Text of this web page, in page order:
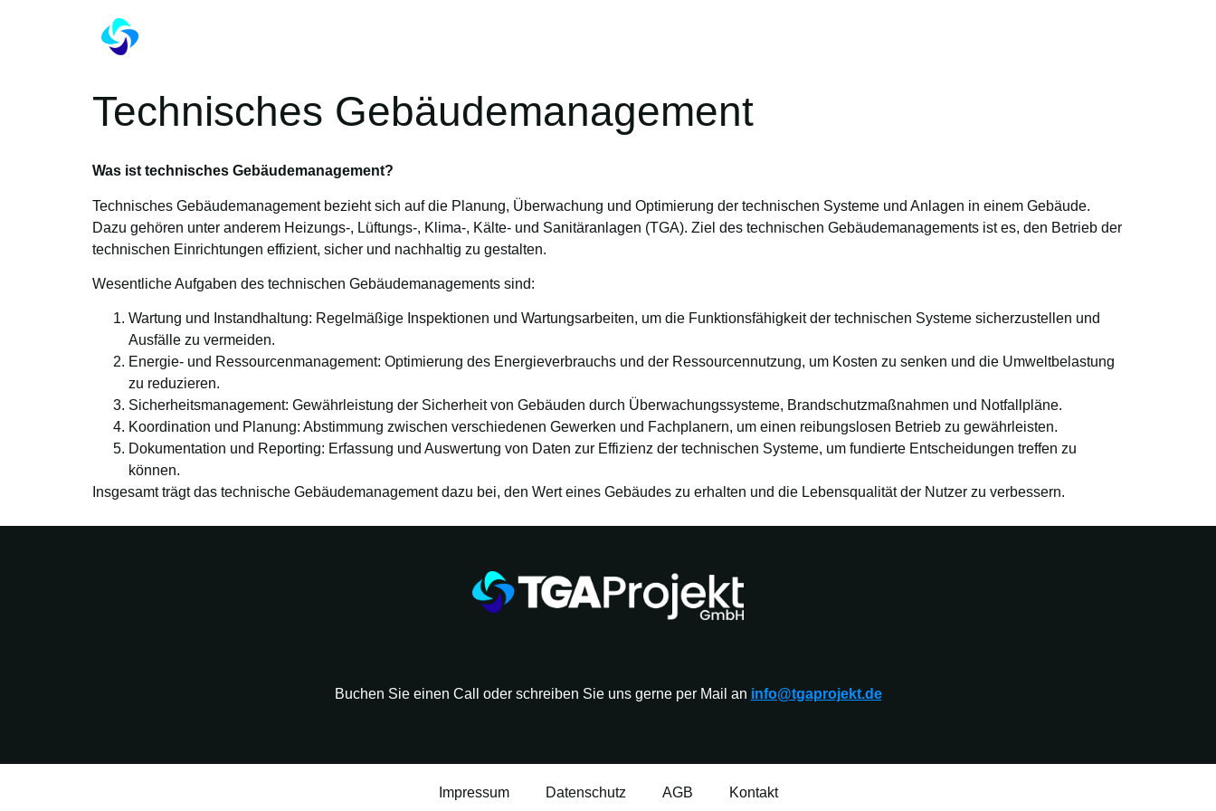
Technisches Gebäudemanagement
Was ist technisches Gebäudemanagement?
Technisches Gebäudemanagement bezieht sich auf die Planung, Überwachung und Optimierung der technischen Systeme und Anlagen in einem Gebäude.
Dazu gehören unter anderem Heizungs-, Lüftungs-, Klima-, Kälte- und Sanitäranlagen (TGA). Ziel des technischen Gebäudemanagements ist es, den Betrieb der
technischen Einrichtungen effizient, sicher und nachhaltig zu gestalten.
Wesentliche Aufgaben des technischen Gebäudemanagements sind:
Wartung und Instandhaltung: Regelmäßige Inspektionen und Wartungsarbeiten, um die Funktionsfähigkeit der technischen Systeme sicherzustellen und
Ausfälle zu vermeiden.
Energie- und Ressourcenmanagement: Optimierung des Energieverbrauchs und der Ressourcennutzung, um Kosten zu senken und die Umweltbelastung
zu reduzieren.
Sicherheitsmanagement: Gewährleistung der Sicherheit von Gebäuden durch Überwachungssysteme, Brandschutzmaßnahmen und Notfallpläne.
Koordination und Planung: Abstimmung zwischen verschiedenen Gewerken und Fachplanern, um einen reibungslosen Betrieb zu gewährleisten.
Dokumentation und Reporting: Erfassung und Auswertung von Daten zur Effizienz der technischen Systeme, um fundierte Entscheidungen treffen zu
können.
Insgesamt trägt das technische Gebäudemanagement dazu bei, den Wert eines Gebäudes zu erhalten und die Lebensqualität der Nutzer zu verbessern.
Buchen Sie einen Call oder schreiben Sie uns gerne per Mail an info@tgaprojekt.de
Impressum Datenschutz AGB Kontakt